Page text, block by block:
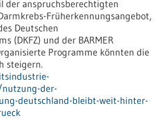
der anspruchsberechtigten
Früherkennungsangebot,
Deutschen
(DKFZ) und der BARMER
Programme könnten die
steigern.
der-
deutschland-bleibt-weit-hinter-